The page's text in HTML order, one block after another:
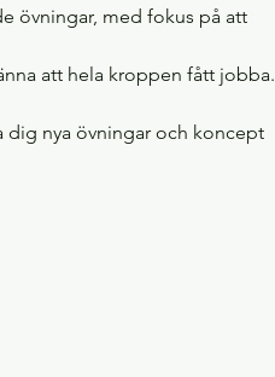
övningar, med fokus på att
att hela kroppen fått jobba.
dig nya övningar och koncept